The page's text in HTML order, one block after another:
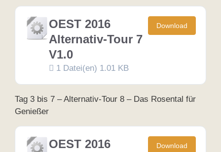
OEST 2016
Alternativ-Tour 7
V1.0
1 Datei(en) 1.01 KB
Download
Tag 3 bis 7 – Alternativ-Tour 8 – Das Rosental für
Genießer
OEST 2016
Download